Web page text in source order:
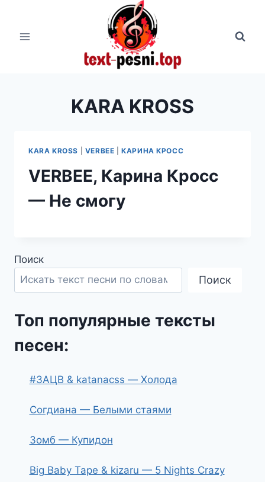
содержимому
KARA KROSS
KARA KROSS VERBEE |КАРИНА КРОСС
VERBEE, Карина Кросс
— Не смогу
Поиск
Поиск
Топ популярные тексты
песен:
#ЗАЦВ & katanacss — Холода
Согдиана — Белыми стаями
Зомб — Купидон
Big Baby Tape & kizaru — 5 Nights Crazy